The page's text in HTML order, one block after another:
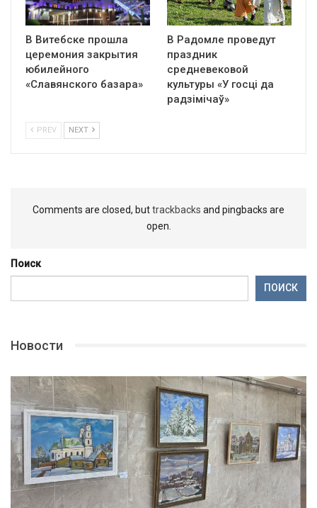
В Витебске прошла
церемония закрытия
юбилейного
«Славянского базара»
В Радомле проведут
праздник
средневековой
культуры «У госці да
радзімічаў»
PREV NEXT
Comments are closed, buttrackbacks and pingbacks are
open.
Поиск
ПОИСК
Новости